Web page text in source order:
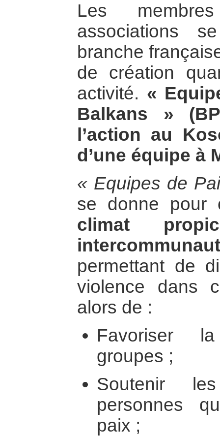
Les
associations
branche
de création
activité. «
Balkans »
l’action au
d’une équipe à
« Equipes de
se donne
climat
permettant de
violence dans
alors de :
Favoriser
groupes ;
Soutenir
personnes
paix ;